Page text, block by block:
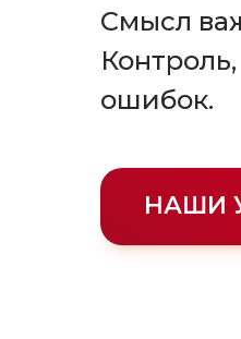
Смысл
ошибок.
НАШИ